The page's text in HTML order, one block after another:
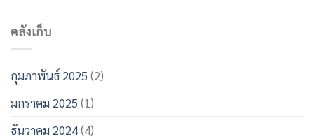
คลังเก็บ
กุมภาพันธ์ 2025 (2)
มกราคม 2025 (1)
ธันวาคม 2024(4)